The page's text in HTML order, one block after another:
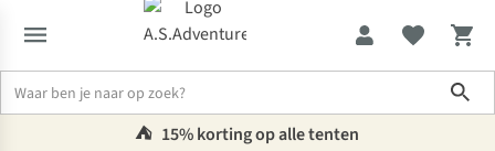
⛺️ 15% korting op alle tenten